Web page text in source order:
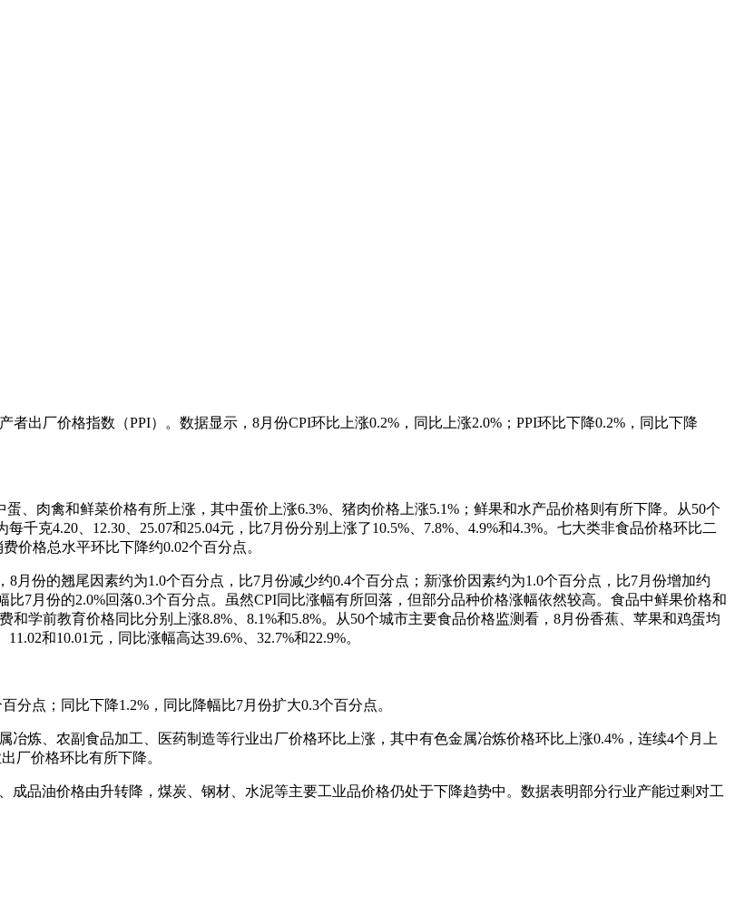
厂价格指数（PPI）。数据显示，8月份CPI环比上涨0.2%，同比上涨2.0%；PPI环比下降0.2%，同比下降
肉禽和鲜菜价格有所上涨，其中蛋价上涨6.3%、猪肉价格上涨5.1%；鲜果和水产品价格则有所下降。从50个
克4.20、12.30、25.07和25.04元，比7月份分别上涨了10.5%、7.8%、4.9%和4.3%。七大类非食品价格环比二
价格总水平环比下降约0.02个百分点。
份的翘尾因素约为1.0个百分点，比7月份减少约0.4个百分点；新涨价因素约为1.0个百分点，比7月份增加约
7月份的2.0%回落0.3个百分点。虽然CPI同比涨幅有所回落，但部分品种价格涨幅依然较高。食品中鲜果价格和
学前教育价格同比分别上涨8.8%、8.1%和5.8%。从50个城市主要食品价格监测看，8月份香蕉、苹果和鸡蛋均
和10.01元，同比涨幅高达39.6%、32.7%和22.9%。
点；同比下降1.2%，同比降幅比7月份扩大0.3个百分点。
炼、农副食品加工、医药制造等行业出厂价格环比上涨，其中有色金属冶炼价格环比上涨0.4%，连续4个月上
厂价格环比有所下降。
品油价格由升转降，煤炭、钢材、水泥等主要工业品价格仍处于下降趋势中。数据表明部分行业产能过剩对工